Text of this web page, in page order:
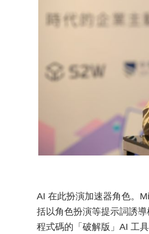
AI 在此扮演加速器角色。
括以角色扮演等提示詞誘
程式碼的「破解版」AI 工